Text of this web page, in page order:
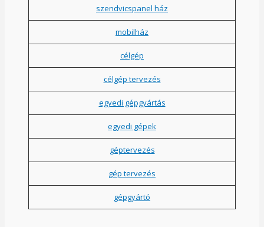
szendvicspanel ház
mobilház
célgép
célgép tervezés
egyedi gépgyártás
egyedi gépek
géptervezés
gép tervezés
gépgyártó